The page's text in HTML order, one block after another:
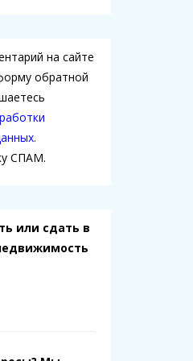
на сайте
обратной
СПАМ.
или сдать в